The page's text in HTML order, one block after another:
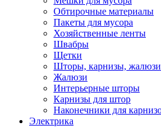
Обтирочные материалы
Пакеты для мусора
Хозяйственные ленты
Швабры
Щетки
Шторы, карнизы, жалюзи
Жалюзи
Интерьерные шторы
Карнизы для штор
Наконечники для
Электрика